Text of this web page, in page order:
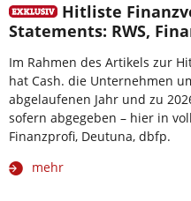
Hitliste
Statements: RWS,
Im Rahmen des Artikels zur
hat Cash. die Unternehmen
abgelaufenen Jahr und zu
sofern abgegeben – hier in
Finanzprofi, Deutuna, dbfp.
mehr